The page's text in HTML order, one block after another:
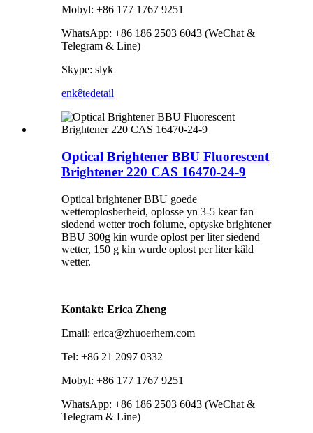
Mobyl: +86 177 1767 9251
WhatsApp: +86 186 2503 6043 (WeChat &
Telegram & Line)
Skype: slyk
enkêtedetail
Optical Brightener BBU Fluorescent
Brightener 220 CAS 16470-24-9
Optical brightener BBU goede
wetteroplosberheid, oplosse yn 3-5 kear fan
siedend wetter troch folume, optyske brightener
BBU 300g kin wurde oplost per liter siedend
wetter, 150 g kin wurde oplost per liter kâld
wetter.
Kontakt: Erica Zheng
Email: erica@zhuoerhem.com
Tel: +86 21 2097 0332
Mobyl: +86 177 1767 9251
WhatsApp: +86 186 2503 6043 (WeChat &
Telegram & Line)